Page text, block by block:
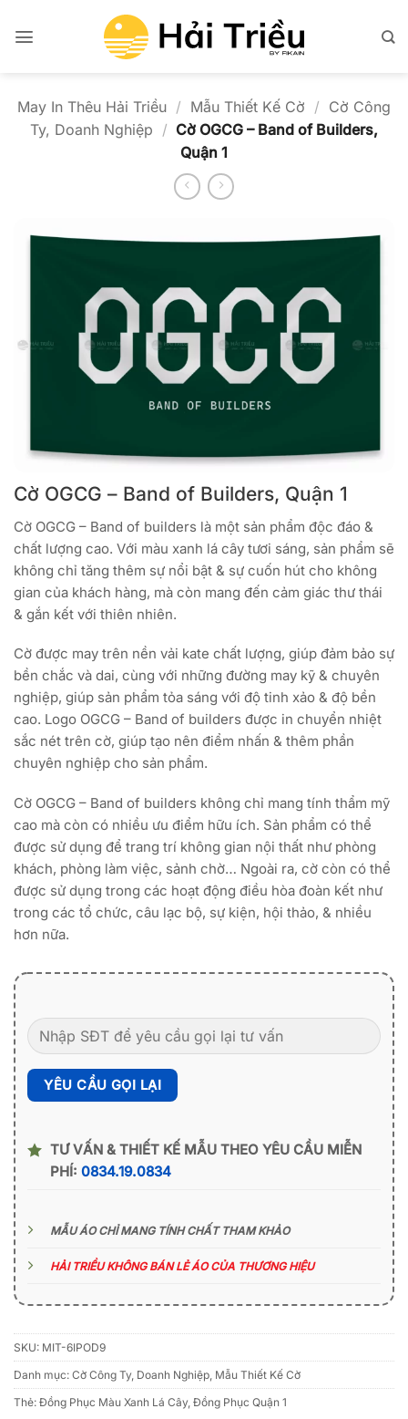
qua
May In Thêu Hải Triều / Mẫu Thiết Kế Cờ / Cờ Công
Ty, Doanh Nghiệp / Cờ OGCG – Band of Builders,
Quận 1
Cờ OGCG – Band of Builders, Quận 1
Cờ OGCG – Band of builders là một sản phẩm độc đáo &
chất lượng cao. Với màu xanh lá cây tươi sáng, sản phẩm sẽ
không chỉ tăng thêm sự nổi bật & sự cuốn hút cho không
gian của khách hàng, mà còn mang đến cảm giác thư thái
& gắn kết với thiên nhiên.
Cờ được may trên nền vải kate chất lượng, giúp đảm bảo sự
bền chắc và dai, cùng với những đường may kỹ & chuyên
nghiệp, giúp sản phẩm tỏa sáng với độ tinh xảo & độ bền
cao. Logo OGCG – Band of builders được in chuyển nhiệt
sắc nét trên cờ, giúp tạo nên điểm nhấn & thêm phần
chuyên nghiệp cho sản phẩm.
Cờ OGCG – Band of builders không chỉ mang tính thẩm mỹ
cao mà còn có nhiều ưu điểm hữu ích. Sản phẩm có thể
được sử dụng để trang trí không gian nội thất như phòng
khách, phòng làm việc, sảnh chờ… Ngoài ra, cờ còn có thể
được sử dụng trong các hoạt động điều hòa đoàn kết như
trong các tổ chức, câu lạc bộ, sự kiện, hội thảo, & nhiều
hơn nữa.
TƯ VẤN & THIẾT KẾ MẪU THEO YÊU CẦU MIỄN
PHÍ: 0834.19.0834
MẪU ÁO CHỈ MANG TÍNH CHẤT THAM KHẢO
HẢI TRIỀU KHÔNG BÁN LẺ ÁO CỦA THƯƠNG HIỆU
SKU: MIT-6IPOD9
Danh mục: Cờ Công Ty, Doanh Nghiệp, Mẫu Thiết Kế Cờ
Thẻ: Đồng Phục Màu Xanh Lá Cây, Đồng Phục Quận 1